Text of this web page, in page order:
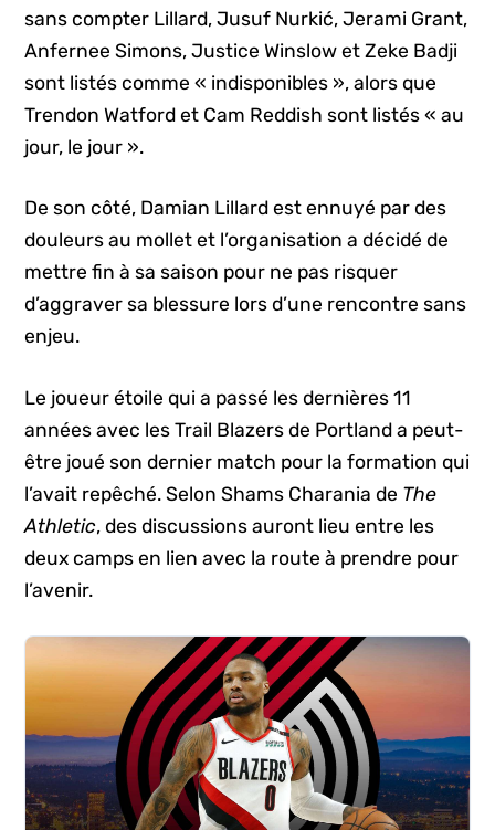
sans compter Lillard, Jusuf Nurkić, Jerami Grant,
Anfernee Simons, Justice Winslow et Zeke Badji
sont listés comme « indisponibles », alors que
Trendon Watford et Cam Reddish sont listés « au
jour, le jour ».
De son côté, Damian Lillard est ennuyé par des
douleurs au mollet et l’organisation a décidé de
mettre fin à sa saison pour ne pas risquer
d’aggraver sa blessure lors d’une rencontre sans
enjeu.
Le joueur étoile qui a passé les dernières 11
années avec les Trail Blazers de Portland a peut-
être joué son dernier match pour la formation qui
l’avait repêché. Selon Shams Charania de The
Athletic, des discussions auront lieu entre les
deux camps en lien avec la route à prendre pour
l’avenir.